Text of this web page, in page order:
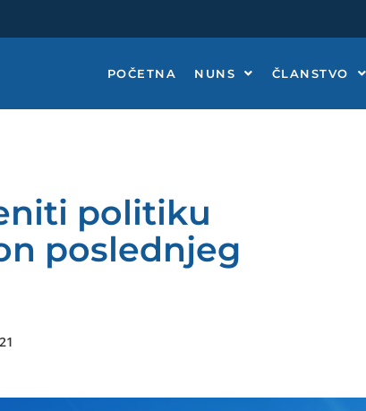
POČETNA NUNS ČLANSTVO
politiku
poslednjeg